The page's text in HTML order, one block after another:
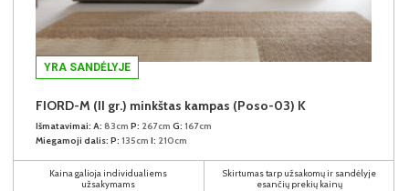
YRA SANDĖLYJE
FIORD-M (II gr.) minkštas kampas (Poso-03) K
Išmatavimai: A: 83cm P: 267cm G: 167cm
Miegamoji dalis: P: 135cm I: 210cm
Kaina galioja individualiems
užsakymams
Skirtumas tarp užsakomų ir sandėlyje
esančių prekių kainų